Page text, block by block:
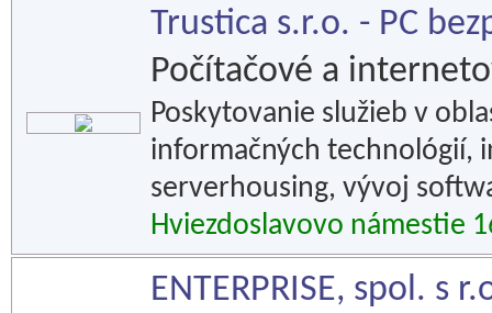
Trustica s.r.o. - PC
Počítačové a
Poskytovanie služieb v
informačných technológií,
serverhousing, vývoj
Hviezdoslavovo námestie
ENTERPRISE, spol. s